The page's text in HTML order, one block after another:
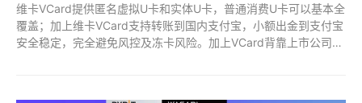
维卡VCard提供匿名虚拟U卡和实体U卡，普通消费U卡可以基本全
覆盖；加上维卡VCard支持转账到国内支付宝，小额出金到支付宝
安全稳定，完全避免风控及冻卡风险。加上VCard背靠上市公司拥